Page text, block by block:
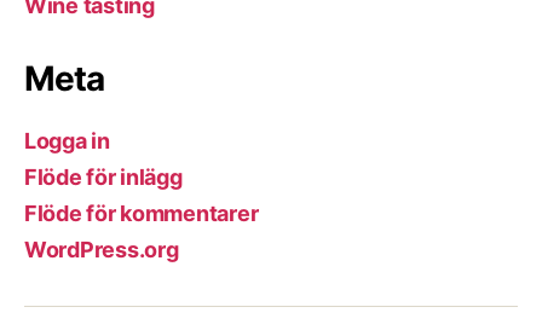
Wine tasting
Meta
Logga in
Flöde för inlägg
Flöde för kommentarer
WordPress.org